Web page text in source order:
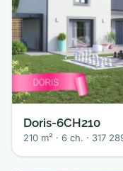
Doris-6CH210
210 m² · 6 ch. · 317